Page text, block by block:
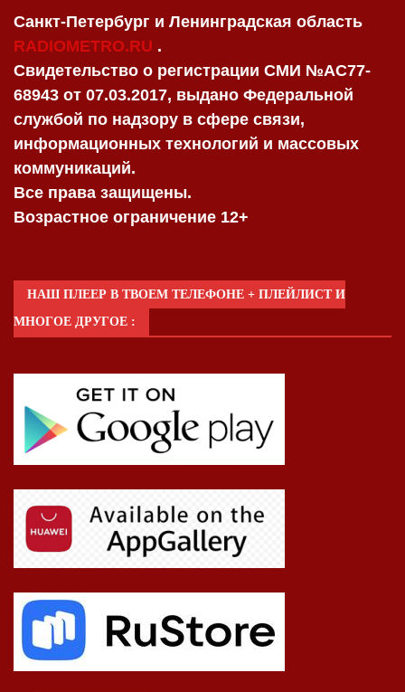
Санкт-Петербург и Ленинградская область
RADIOMETRO.RU .
Свидетельство о регистрации СМИ №AC77-
68943 от 07.03.2017, выдано Федеральной
службой по надзору в сфере связи,
информационных технологий и массовых
коммуникаций.
Все права защищены.
Возрастное ограничение 12+
НАШ ПЛЕЕР В ТВОЕМ ТЕЛЕФОНЕ + ПЛЕЙЛИСТ И
МНОГОЕ ДРУГОЕ :